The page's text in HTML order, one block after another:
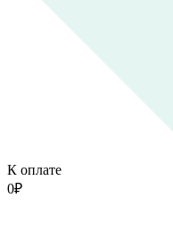
К оплате
0₽